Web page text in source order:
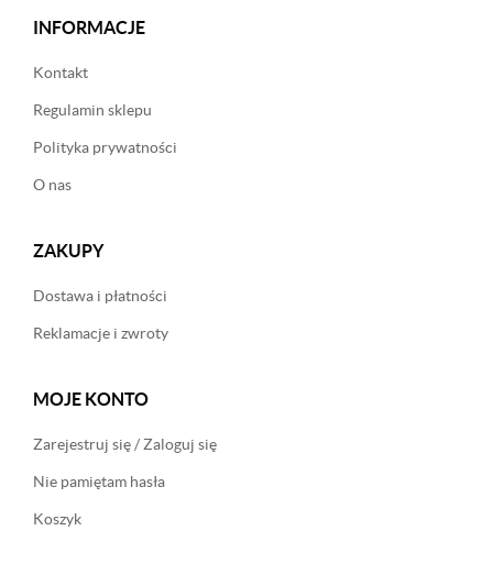
INFORMACJE
Kontakt
Regulamin sklepu
Polityka prywatności
O nas
ZAKUPY
Dostawa i płatności
Reklamacje i zwroty
MOJE KONTO
Zarejestruj się / Zaloguj się
Nie pamiętam hasła
Koszyk